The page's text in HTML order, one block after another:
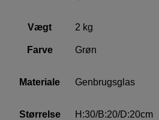
Vægt 2 kg
Farve Grøn
Materiale Genbrugsglas
Størrelse H:30/B:20/D:20cm